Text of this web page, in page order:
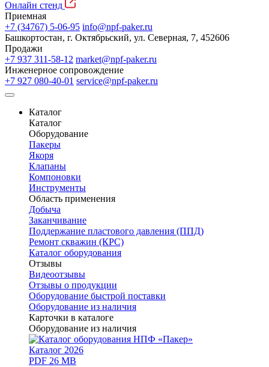
Онлайн стенд
Приемная
+7 (34767) 5-06-95 info@npf-paker.ru
Башкортостан, г. Октябрьский, ул. Северная, 7, 452606
Продажи
+7 937 311-58-12 market@npf-paker.ru
Инженерное сопровождение
+7 927 080-40-01 service@npf-paker.ru
Каталог
Каталог
Оборудование
Пакеры
Якоря
Клапаны
Компоновки
Инструменты
Область применения
Добыча
Заканчивание
Поддержание пластового давления (ППД)
Ремонт скважин (КРС)
Каталог оборудования
Отзывы
Видеоотзывы
Отзывы о продукции
Оборудование быстрой поставки
Оборудование из наличия
Карточки в каталоге
Оборудование из наличия
Каталог 2026
PDF 26 MB